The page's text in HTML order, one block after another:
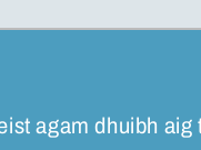
agam dhuibh